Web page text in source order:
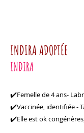
INDIRA ADOPTÉE
INDIRA
✔️Femelle de 4 ans-
✔️Vaccinée, identifiée -
✔️Elle est ok